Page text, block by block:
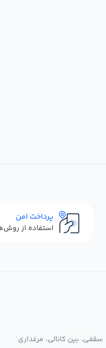
پرداخت امن
بین کانالی، مرغداری